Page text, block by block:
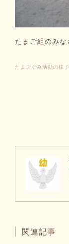
たまご組のみな
たまごぐみ活動の様子
関連記事